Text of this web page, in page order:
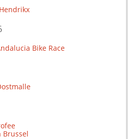
Bike Race
Brussel